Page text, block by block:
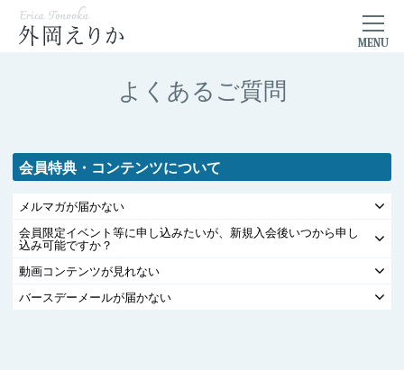
よくあるご質問
会員特典・コンテンツについて
メルマガが届かない
会員限定イベント等に申し込みたいが、新規入会後いつから申し
込み可能ですか？
動画コンテンツが見れない
バースデーメールが届かない